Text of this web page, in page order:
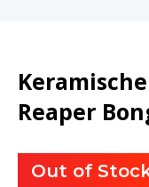
Reaper
Out of